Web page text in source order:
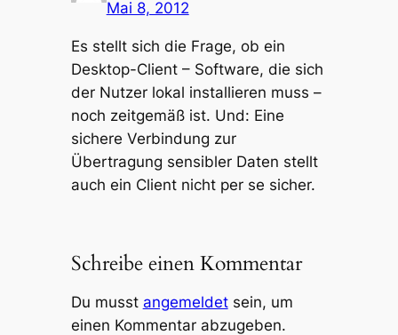
Mai 8, 2012
Es stellt sich die Frage, ob ein
Desktop-Client – Software, die sich
der Nutzer lokal installieren muss –
noch zeitgemäß ist. Und: Eine
sichere Verbindung zur
Übertragung sensibler Daten stellt
auch ein Client nicht per se sicher.
Schreibe einen Kommentar
Du musst angemeldetsein, um
einen Kommentar abzugeben.